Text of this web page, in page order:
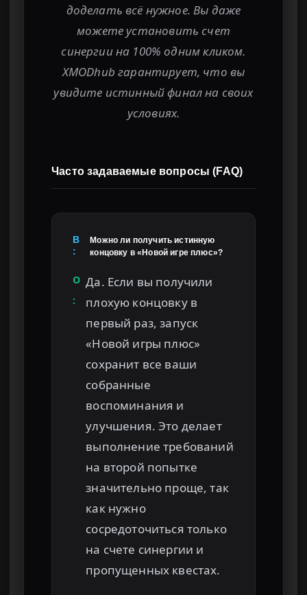
доделать всё нужное. Вы даже
можете установить счет
синергии на 100% одним кликом.
XMODhub гарантирует, что вы
увидите истинный финал на своих
условиях.
Часто задаваемые вопросы (FAQ)
В
:
Можно ли получить истинную
концовку в «Новой игре плюс»?
О
:
Да. Если вы получили
плохую концовку в
первый раз, запуск
«Новой игры плюс»
сохранит все ваши
собранные
воспоминания и
улучшения. Это делает
выполнение требований
на второй попытке
значительно проще, так
как нужно
сосредоточиться только
на счете синергии и
пропущенных квестах.